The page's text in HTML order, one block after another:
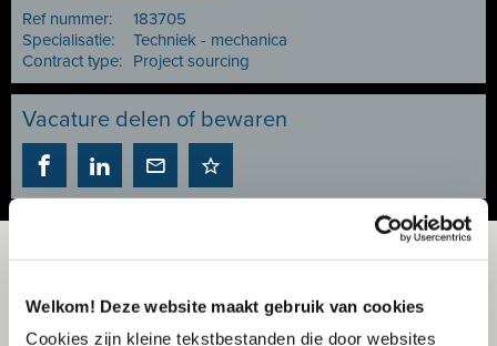
Welkom! Deze website maakt gebruik van cookies
Cookies zijn kleine tekstbestanden die door websites
Ref nummer:
183705
Specialisatie:
Techniek - mechanica
Contract type:
Project sourcing
Vacature delen of bewaren